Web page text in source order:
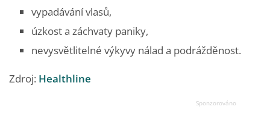
vypadávání vlasů,
úzkost a záchvaty paniky,
nevysvětlitelné výkyvy nálad a podrážděnost.
Zdroj: Healthline